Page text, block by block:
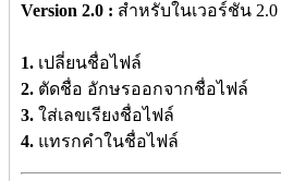
Version 2.0 : สำหรับในเวอร์ชัน
1. เปลี่ยนชื่อไฟล์
2. ตัดชื่อ อักษรออกจากชื่อไฟล์
3. ใส่เลขเรียงชื่อไฟล์
4. แทรกคำในชื่อไฟล์